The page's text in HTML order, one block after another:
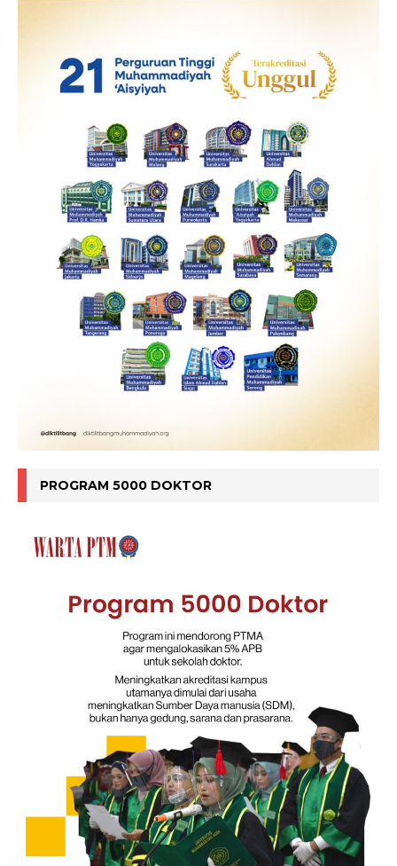
PROGRAM 5000 DOKTOR